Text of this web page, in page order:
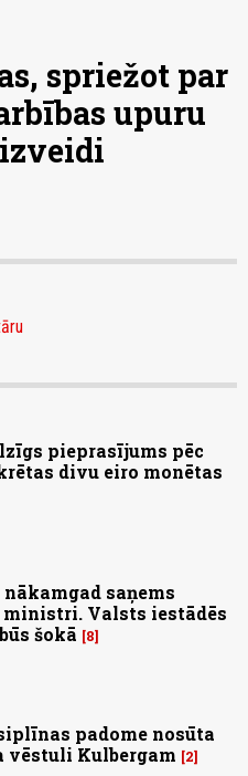
spriežot par
upuru
pieprasījums pēc
divu eiro monētas
saņems
Valsts iestādēs
šokā
8
padome nosūta
vēstuli Kulbergam
2